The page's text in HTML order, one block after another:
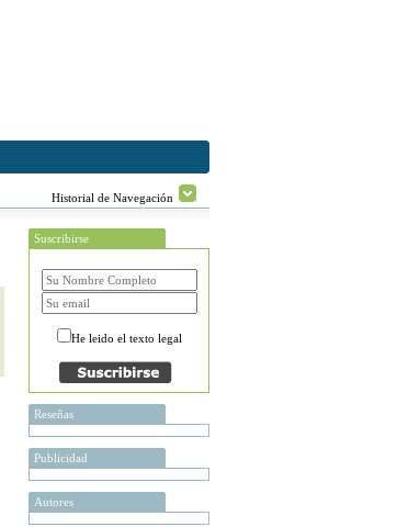
Historial de Navegación
Suscribirse
He leido el texto legal
Reseñas
Publicidad
Autores